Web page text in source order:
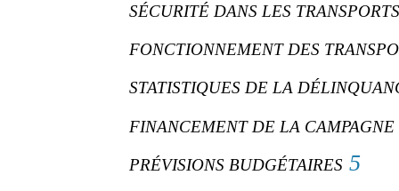
SÉCURITÉ DANS LES
FONCTIONNEMENT DES
STATISTIQUES DE LA
FINANCEMENT DE LA CAMPAGNE
PRÉVISIONS BUDGÉTAIRES 5